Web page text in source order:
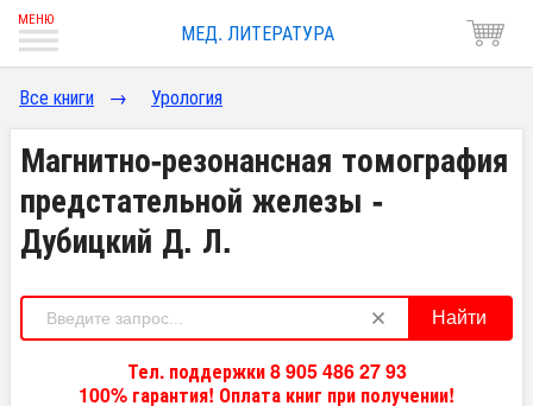
МЕД. ЛИТЕРАТУРА
Все книги → Урология
Магнитно-резонансная томография
предстательной железы -
Дубицкий Д. Л.
Найти
Тел. поддержки 8 905 486 27 93
100% гарантия! Оплата книг при получении!